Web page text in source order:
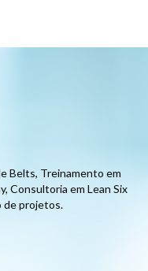
Belts, Treinamento em
Consultoria em Lean Six
de projetos.